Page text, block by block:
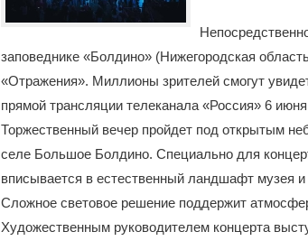
заповеднике «Болдино» (Нижегородская
«Отражения». Миллионы зрителей смогут
прямой трансляции телеканала «Россия» 6
Торжественный вечер пройдет под открытым
селе Большое Болдино. Специально для
вписывается в естественный ландшафт музея
Сложное световое решение поддержит
Художественным руководителем концерта